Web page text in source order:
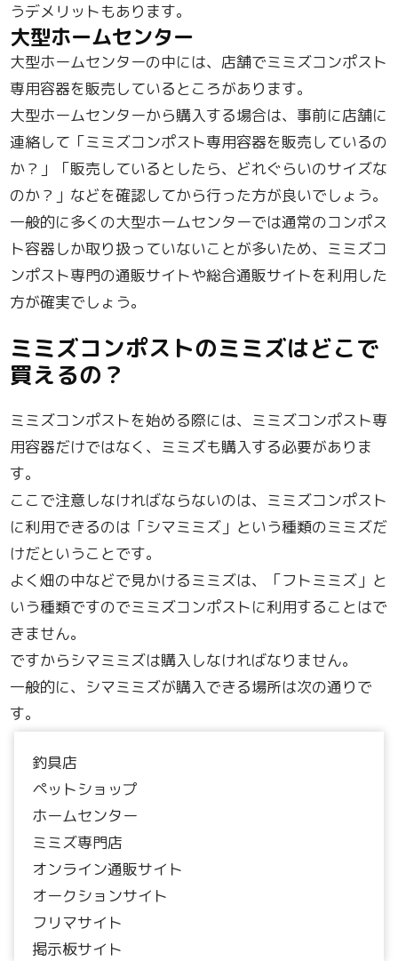
うデメリットもあります。
大型ホームセンター
大型ホームセンターの中には、店舗でミミズコンポスト
専用容器を販売しているところがあります。
大型ホームセンターから購入する場合は、事前に店舗に
連絡して「ミミズコンポスト専用容器を販売しているの
か？」「販売しているとしたら、どれぐらいのサイズな
のか？」などを確認してから行った方が良いでしょう。
一般的に多くの大型ホームセンターでは通常のコンポス
ト容器しか取り扱っていないことが多いため、ミミズコ
ンポスト専門の通販サイトや総合通販サイトを利用した
方が確実でしょう。
ミミズコンポストのミミズはどこで
買えるの？
ミミズコンポストを始める際には、ミミズコンポスト専
用容器だけではなく、ミミズも購入する必要がありま
す。
ここで注意しなければならないのは、ミミズコンポスト
に利用できるのは「シマミミズ」という種類のミミズだ
けだということです。
よく畑の中などで見かけるミミズは、「フトミミズ」と
いう種類ですのでミミズコンポストに利用することはで
きません。
ですからシマミミズは購入しなければなりません。
一般的に、シマミミズが購入できる場所は次の通りで
す。
釣具店
ペットショップ
ホームセンター
ミミズ専門店
オンライン通販サイト
オークションサイト
フリマサイト
掲示板サイト